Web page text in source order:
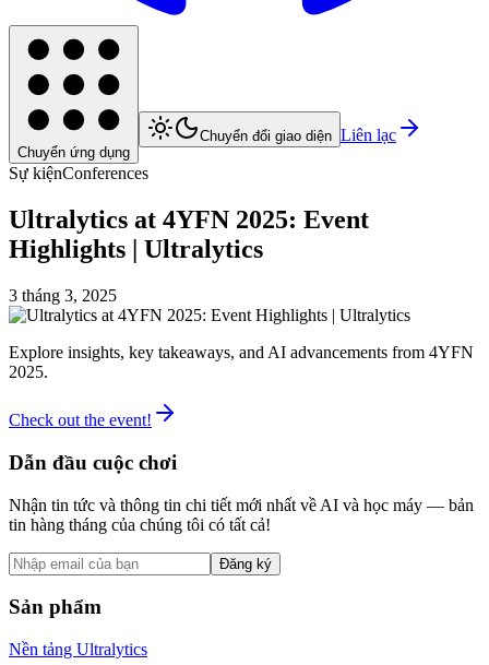
Chuyển ứng dụng
Chuyển đổi giao diện Liên lạc
Sự kiệnConferences
Ultralytics at 4YFN 2025: Event
Highlights | Ultralytics
3 tháng 3, 2025
Explore insights, key takeaways, and AI advancements from 4YFN
2025.
Check out the event!
Dẫn đầu cuộc chơi
Nhận tin tức và thông tin chi tiết mới nhất về AI và học máy — bản
tin hàng tháng của chúng tôi có tất cả!
Đăng ký
Sản phẩm
Nền tảng Ultralytics